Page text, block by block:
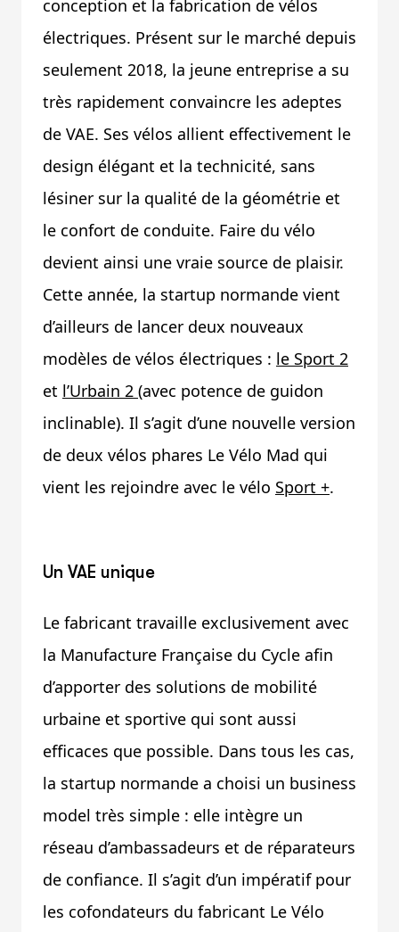
conception et la fabrication de vélos
électriques. Présent sur le marché depuis
seulement 2018, la jeune entreprise a su
très rapidement convaincre les adeptes
de VAE. Ses vélos allient effectivement le
design élégant et la technicité, sans
lésiner sur la qualité de la géométrie et
le confort de conduite. Faire du vélo
devient ainsi une vraie source de plaisir.
Cette année, la startup normande vient
d’ailleurs de lancer deux nouveaux
modèles de vélos électriques : le Sport 2
et l’Urbain 2 (avec potence de guidon
inclinable). Il s’agit d’une nouvelle version
de deux vélos phares Le Vélo Mad qui
vient les rejoindre avec le vélo Sport +.
Un VAE unique
Le fabricant travaille exclusivement avec
la Manufacture Française du Cycle afin
d’apporter des solutions de mobilité
urbaine et sportive qui sont aussi
efficaces que possible. Dans tous les cas,
la startup normande a choisi un business
model très simple : elle intègre un
réseau d’ambassadeurs et de réparateurs
de confiance. Il s’agit d’un impératif pour
les cofondateurs du fabricant Le Vélo